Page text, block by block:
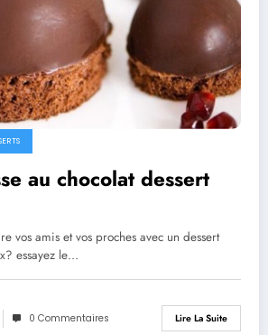
au chocolat dessert
vos amis et vos proches avec un dessert
essayez le…
0 Commentaires Lire La Suite